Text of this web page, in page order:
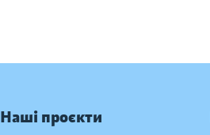
Наші проєкти